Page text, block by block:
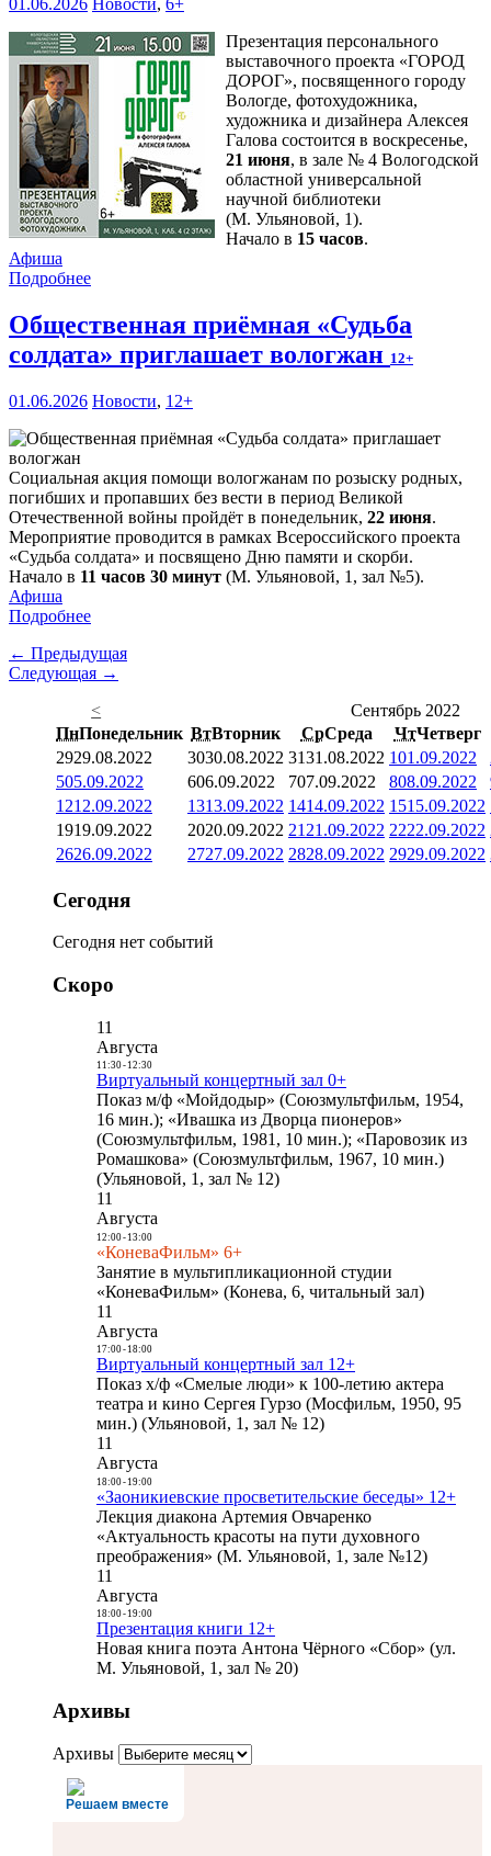
01.06.2026 Новости, 6+
Презентация персонального
выставочного проекта «ГОРОД
ДОРОГ», посвященного городу
Вологде, фотохудожника,
художника и дизайнера Алексея
Галова состоится в воскресенье,
21 июня, в зале № 4 Вологодской
областной универсальной
научной библиотеки
(М. Ульяновой, 1).
Начало в 15 часов.
Афиша
Подробнее
Общественная приёмная «Судьба
солдата» приглашает вологжан 12+
01.06.2026 Новости, 12+
Социальная акция помощи вологжанам по розыску родных,
погибших и пропавших без вести в период Великой
Отечественной войны пройдёт в понедельник, 22 июня.
Мероприятие проводится в рамках Всероссийского проекта
«Судьба солдата» и посвящено Дню памяти и скорби.
Начало в 11 часов 30 минут (М. Ульяновой, 1, зал №5).
Афиша
Подробнее
← Предыдущая
Следующая →
<
Сентябрь 2022
ПнПонедельник ВтВторник СрСреда ЧтЧетверг
2929.08.2022 3030.08.2022 3131.08.2022 101.09.2022
505.09.2022 606.09.2022 707.09.2022 808.09.2022
1212.09.2022 1313.09.2022 1414.09.2022 1515.09.2022
1919.09.2022 2020.09.2022 21 21.09.2022 2222.09.2022
2626.09.2022 2727.09.2022 2828.09.2022 2929.09.2022
Сегодня
Сегодня нет событий
Скоро
11
Августа
11:30- 12:30
Виртуальный концертный зал 0+
Показ м/ф «Мойдодыр» (Союзмультфильм, 1954,
16 мин.); «Ивашка из Дворца пионеров»
(Союзмультфильм, 1981, 10 мин.); «Паровозик из
Ромашкова» (Союзмультфильм, 1967, 10 мин.)
(Ульяновой, 1, зал № 12)
11
Августа
12:00- 13:00
«КоневаФильм» 6+
Занятие в мультипликационной студии
«КоневаФильм» (Конева, 6, читальный зал)
11
Августа
17:00- 18:00
Виртуальный концертный зал 12+
Показ х/ф «Смелые люди» к 100-летию актера
театра и кино Сергея Гурзо (Мосфильм, 1950, 95
мин.) (Ульяновой, 1, зал № 12)
11
Августа
18:00- 19:00
«Заоникиевские просветительские беседы» 12+
Лекция диакона Артемия Овчаренко
«Актуальность красоты на пути духовного
преображения» (М. Ульяновой, 1, зале №12)
11
Августа
18:00- 19:00
Презентация книги 12+
Новая книга поэта Антона Чёрного «Сбор» (ул.
М. Ульяновой, 1, зал № 20)
Архивы
Архивы
Решаем вместе